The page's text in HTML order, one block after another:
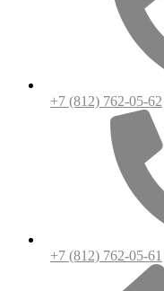
+7 (812) 762-05-62
+7 (812) 762-05-61